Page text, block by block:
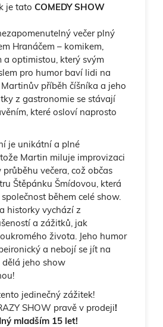
je tato COMEDY SHOW
večer plný
Hranáčem – komikem,
a optimistou, který svým
pro humor baví lidi na
příběh číšníka a jeho
z gastronomie se stávají
které osloví naprosto
je unikátní a plné
Martin miluje improvizaci
průběhu večera, což občas
Štěpánku Šmídovou, která
během celé show.
historky vychází z
a zážitků, jak
života. Jeho humor
a nebojí se jít na
dělá jeho show
jedinečný zážitek!
SHOW pravě v prodeji!
mladším 15 let!